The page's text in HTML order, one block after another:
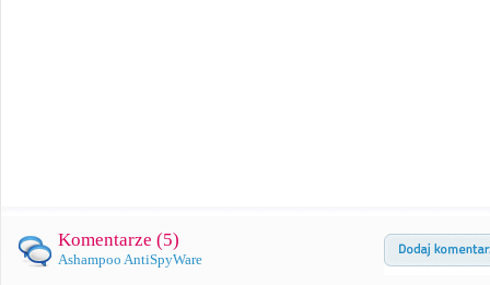
Komentarze (5)
Ashampoo AntiSpyWare